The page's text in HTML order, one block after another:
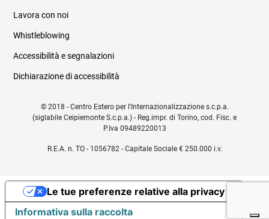
Lavora con noi
Whistleblowing
Accessibilità e segnalazioni
Dichiarazione di accessibilità
© 2018 - Centro Estero per l'Internazionalizzazione s.c.p.a.
(siglabile Ceipiemonte S.c.p.a.) - Reg.impr. di Torino, cod. Fisc. e
P.Iva 09489220013
R.E.A. n. TO - 1056782 - Capitale Sociale € 250.000 i.v.
Informativa sulla raccolta
Le tue preferenze relative alla privacy